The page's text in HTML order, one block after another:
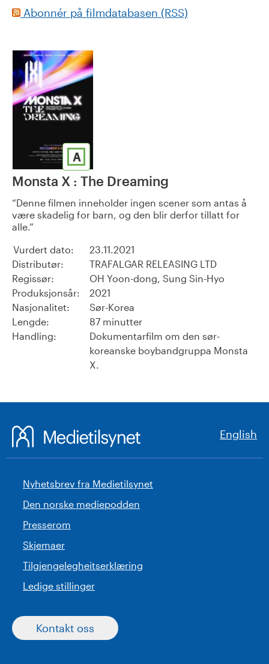
Abonnér på filmdatabasen (RSS)
A
Monsta X : The Dreaming
Denne filmen inneholder ingen scener som antas å
være skadelig for barn, og den blir derfor tillatt for
alle.
Vurdert dato:
23.11.2021
Distributør:
TRAFALGAR RELEASING LTD
Regissør:
OH Yoon-dong, Sung Sin-Hyo
Produksjonsår:
2021
Nasjonalitet:
Sør-Korea
Lengde:
87 minutter
Handling:
Dokumentarfilm om den sør-
koreanske boybandgruppa Monsta
X.
English
Nyhetsbrev fra Medietilsynet
Den norske mediepodden
Presserom
Skjemaer
Tilgjengelegheitserklæring
Ledige stillinger
Kontakt oss